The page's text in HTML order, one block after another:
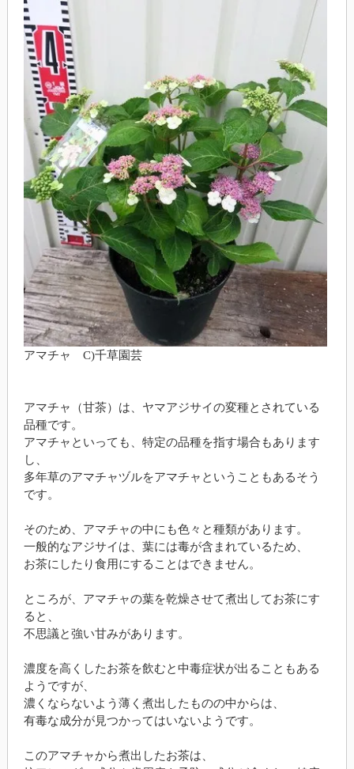
アマチャ C)千草園芸
アマチャ（甘茶）は、ヤマアジサイの変種とされている
品種です。
アマチャといっても、特定の品種を指す場合もあります
し、
多年草のアマチャヅルをアマチャということもあるそう
です。
そのため、アマチャの中にも色々と種類があります。
一般的なアジサイは、葉には毒が含まれているため、
お茶にしたり食用にすることはできません。
ところが、アマチャの葉を乾燥させて煮出してお茶にす
ると、
不思議と強い甘みがあります。
濃度を高くしたお茶を飲むと中毒症状が出ることもある
ようですが、
濃くならないよう薄く煮出したものの中からは、
有毒な成分が見つかってはいないようです。
このアマチャから煮出したお茶は、